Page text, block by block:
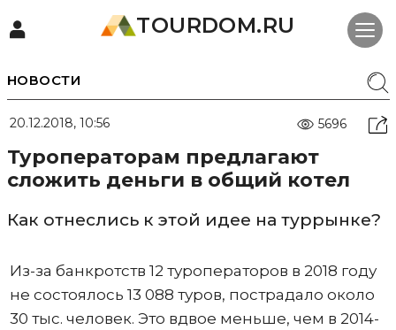
TOURDOM.RU
НОВОСТИ
20.12.2018, 10:56 5696
Туроператорам предлагают
сложить деньги в общий котел
Как отнеслись к этой идее на туррынке?
Из-за банкротств 12 туроператоров в 2018 году
не состоялось 13 088 туров, пострадало около
30 тыс. человек. Это вдвое меньше, чем в 2014-